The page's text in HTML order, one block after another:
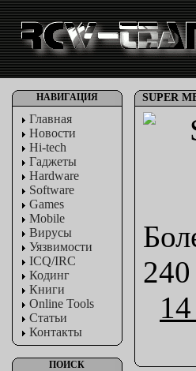
НАВИГАЦИЯ
Главная
Новости
Hi-tech
Гаджеты
Hardware
Software
Games
Mobile
Вирусы
Уязвимости
ICQ/IRC
Кодинг
Книги
Online Tools
Статьи
Контакты
ПОИСК
SUPER
240